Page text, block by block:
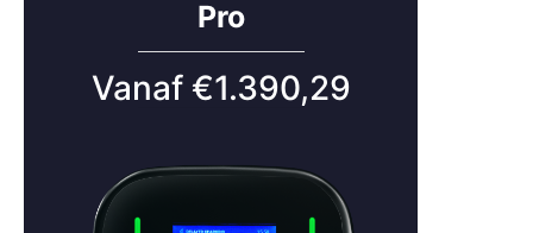
Snelle service bij storingen
Zo blijft jouw laadpaal altijd optimaal functioneren.
Laadpaal Apeldoorn laten
installeren? Vraag een
offerte aan
Pro
Vanaf €1.390,29